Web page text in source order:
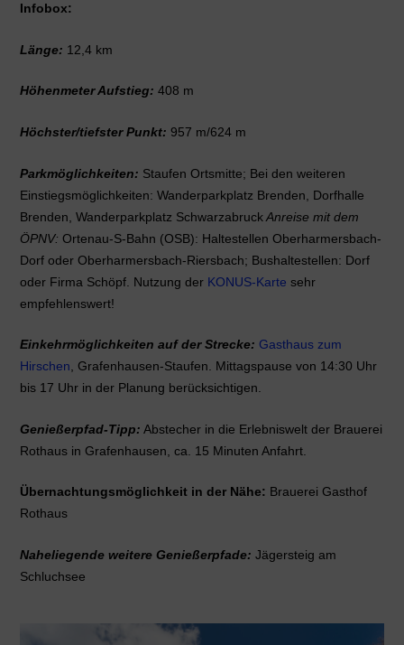
Infobox:
Länge: 12,4 km
Höhenmeter Aufstieg: 408 m
Höchster/tiefster Punkt: 957 m/624 m
Parkmöglichkeiten: Staufen Ortsmitte; Bei den weiteren
Einstiegsmöglichkeiten: Wanderparkplatz Brenden, Dorfhalle
Brenden, Wanderparkplatz SchwarzabruckAnreise mit dem
ÖPNV: Ortenau-S-Bahn (OSB): Haltestellen Oberharmersbach-
Dorf oder Oberharmersbach-Riersbach; Bushaltestellen: Dorf
oder Firma Schöpf. Nutzung der KONUS-Karte sehr
empfehlenswert!
Einkehrmöglichkeiten auf der Strecke: Gasthaus zum
Hirschen , Grafenhausen-Staufen. Mittagspause von 14:30 Uhr
bis 17 Uhr in der Planung berücksichtigen.
Genießerpfad-Tipp: Abstecher in die Erlebniswelt der Brauerei
Rothaus in Grafenhausen, ca. 15 Minuten Anfahrt.
Übernachtungsmöglichkeit in der Nähe: Brauerei Gasthof
Rothaus
Naheliegende weitere Genießerpfade: Jägersteig am
Schluchsee